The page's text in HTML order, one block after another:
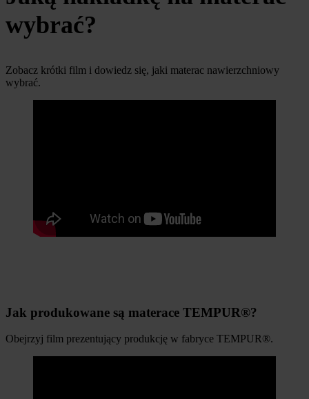
wybrać?
Zobacz krótki film i dowiedz się, jaki materac nawierzchniowy
wybrać.
Jak produkowane są materace TEMPUR®?
Obejrzyj film prezentujący produkcję w fabryce TEMPUR®.